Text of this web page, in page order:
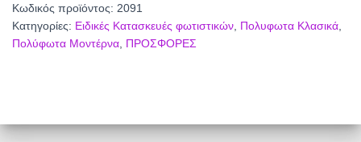
ποσότητα
Κωδικός προϊόντος: 2091
Κατηγορίες: Ειδικές Κατασκευές φωτιστικών Πολυφωτα Κλασικά
Πολύφωτα Μοντέρνα ΠΡΟΣΦΟΡΕΣ